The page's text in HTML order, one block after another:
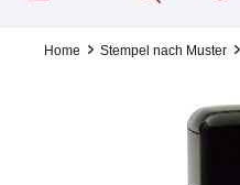
Home Stempel nach Muster